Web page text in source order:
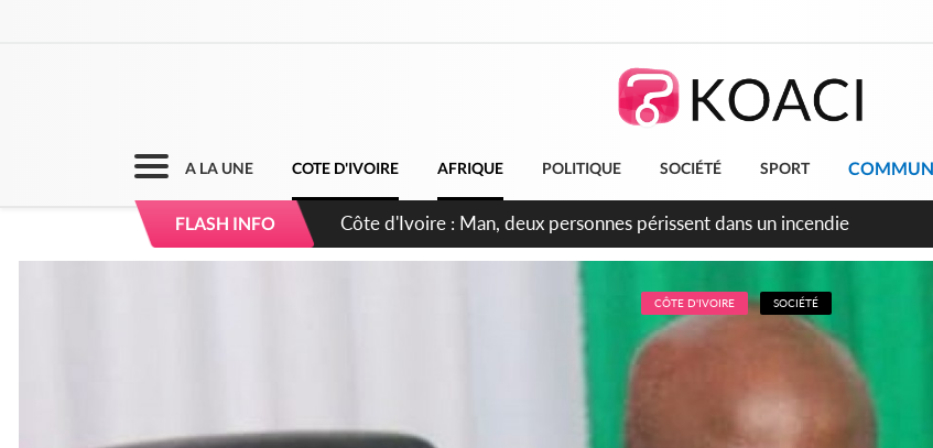
A LA UNE COTE D'IVOIRE AFRIQUE POLITIQUE SOCIÉTÉ SPORT
FLASH INFO
Côte d'Ivoire : Séileu, la célébration de la fête nationale transformée en
dépigmentants dangereux
CÔTE D'IVOIRE SOCIÉTÉ